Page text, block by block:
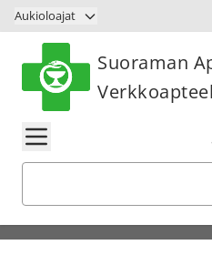
Siirry sisältöön
Aukioloajat
Suoraman